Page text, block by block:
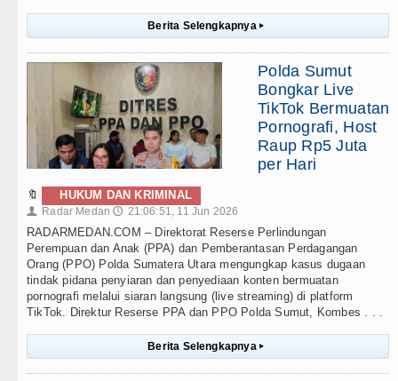
Berita Selengkapnya ▸
Polda Sumut
Bongkar Live
TikTok Bermuatan
Pornografi, Host
Raup Rp5 Juta
per Hari
🔖 HUKUM DAN KRIMINAL
👤 Radar Medan 🕔 21:06:51, 11 Jun 2026
RADARMEDAN.COM – Direktorat Reserse Perlindungan
Perempuan dan Anak (PPA) dan Pemberantasan Perdagangan
Orang (PPO) Polda Sumatera Utara mengungkap kasus dugaan
tindak pidana penyiaran dan penyediaan konten bermuatan
pornografi melalui siaran langsung (live streaming) di platform
TikTok. Direktur Reserse PPA dan PPO Polda Sumut, Kombes . . .
Berita Selengkapnya ▸